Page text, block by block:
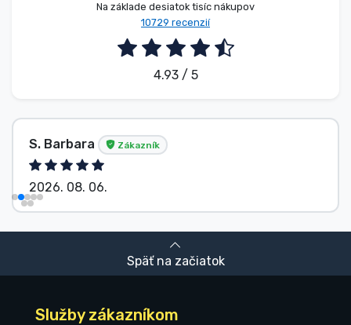
Na základe desiatok tisíc nákupov
10729 recenzií
4.93 / 5
S. Barbara Zákazník
2026. 08. 06.
Späť na začiatok
Služby zákazníkom